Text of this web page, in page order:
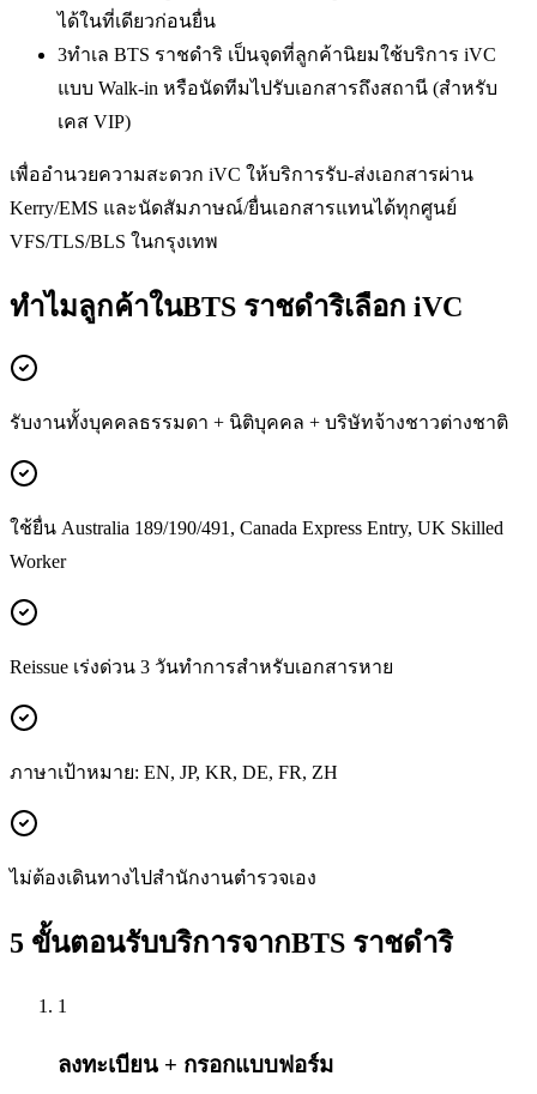
ได้ในที่เดียวก่อนยื่น
3ทำเล BTS ราชดำริ เป็นจุดที่ลูกค้านิยมใช้บริการ iVC
แบบ Walk-in หรือนัดทีมไปรับเอกสารถึงสถานี (สำหรับ
เคส VIP)
เพื่ออำนวยความสะดวก iVC ให้บริการรับ-ส่งเอกสารผ่าน
Kerry/EMS และนัดสัมภาษณ์/ยื่นเอกสารแทนได้ทุกศูนย์
VFS/TLS/BLS ในกรุงเทพ
ทำไมลูกค้าในBTS ราชดำริเลือก iVC
รับงานทั้งบุคคลธรรมดา + นิติบุคคล + บริษัทจ้างชาวต่างชาติ
ใช้ยื่น Australia 189/190/491, Canada Express Entry, UK Skilled
Worker
Reissue เร่งด่วน 3 วันทำการสำหรับเอกสารหาย
ภาษาเป้าหมาย: EN, JP, KR, DE, FR, ZH
ไม่ต้องเดินทางไปสำนักงานตำรวจเอง
5 ขั้นตอนรับบริการจากBTS ราชดำริ
1
ลงทะเบียน + กรอกแบบฟอร์ม